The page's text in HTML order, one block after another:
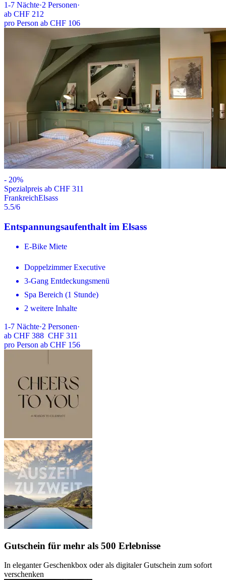
1-7 Nächte·2 Personen·
ab CHF 212
pro Person ab CHF 106
- 20%
Spezialpreis ab CHF 311
FrankreichElsass
5.5/6
Entspannungsaufenthalt im Elsass
E-Bike Miete
Doppelzimmer Executive
3-Gang Entdeckungsmenü
Spa Bereich (1 Stunde)
2 weitere Inhalte
1-7 Nächte·2 Personen·
ab CHF 388 CHF 311
pro Person ab CHF 156
Gutschein für mehr als 500 Erlebnisse
In eleganter Geschenkbox oder als digitaler Gutschein zum sofort
verschenken